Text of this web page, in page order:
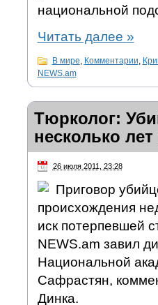
национальной
Читать далее »
В мире Комментарии
NEWS.am
Тюрколог:
несколько
26 июля 2011, 23:28
Приговор
происхождения
иск потерпевшей
NEWS.am завил
Национальной
Сафрастян,
Динка.